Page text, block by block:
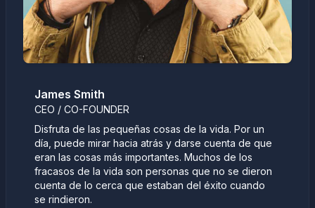
James Smith
CEO / CO-FOUNDER
Disfruta de las pequeñas cosas de la vida. Por un
día, puede mirar hacia atrás y darse cuenta de que
eran las cosas más importantes. Muchos de los
fracasos de la vida son personas que no se dieron
cuenta de lo cerca que estaban del éxito cuando
se rindieron.